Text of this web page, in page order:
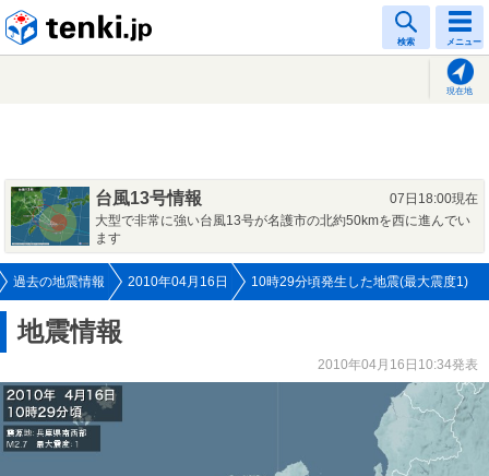
検索 メニュー
現在地
台風13号情報
07日18:00現在
大型で非常に強い台風13号が名護市の北約50kmを西に進んでい
ます
過去の地震情報 2010年04月16日 10時29分頃発生した地震(最大震度1)
地震情報
2010年04月16日10:34発表